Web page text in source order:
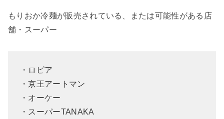
もりおか冷麺が販売されている、または可能性がある店
舗・スーパー
・ロピア
・京王アートマン
・オーケー
・スーパーTANAKA